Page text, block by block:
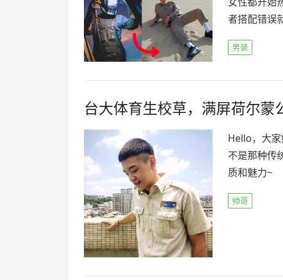
者搭配错误
男装
台大体育生校草，满屏荷尔蒙
Hello，大
不是那种传
质和魅力~
帅哥